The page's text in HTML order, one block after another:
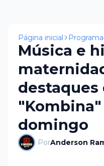
Página inicial
Música e
destaques
domingo
PorAnderson